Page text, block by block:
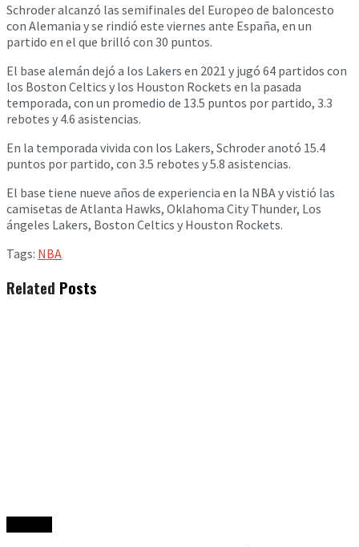
Schroder alcanzó las semifinales del Europeo de baloncesto
con Alemania y se rindió este viernes ante España, en un
partido en el que brilló con 30 puntos.
El base alemán dejó a los Lakers en 2021 y jugó 64 partidos con
los Boston Celtics y los Houston Rockets en la pasada
temporada, con un promedio de 13.5 puntos por partido, 3.3
rebotes y 4.6 asistencias.
En la temporada vivida con los Lakers, Schroder anotó 15.4
puntos por partido, con 3.5 rebotes y 5.8 asistencias.
El base tiene nueve años de experiencia en la NBA y vistió las
camisetas de Atlanta Hawks, Oklahoma City Thunder, Los
ángeles Lakers, Boston Celtics y Houston Rockets.
Tags: NBA
Related Posts